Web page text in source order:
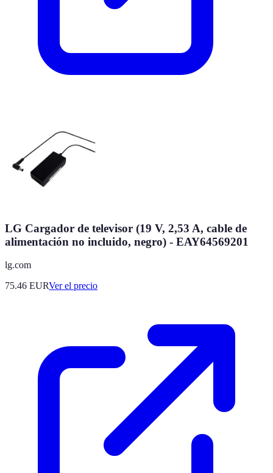
LG Cargador de televisor (19 V, 2,53 A, cable de
alimentación no incluido, negro) - EAY64569201
lg.com
75.46 EURVer el precio